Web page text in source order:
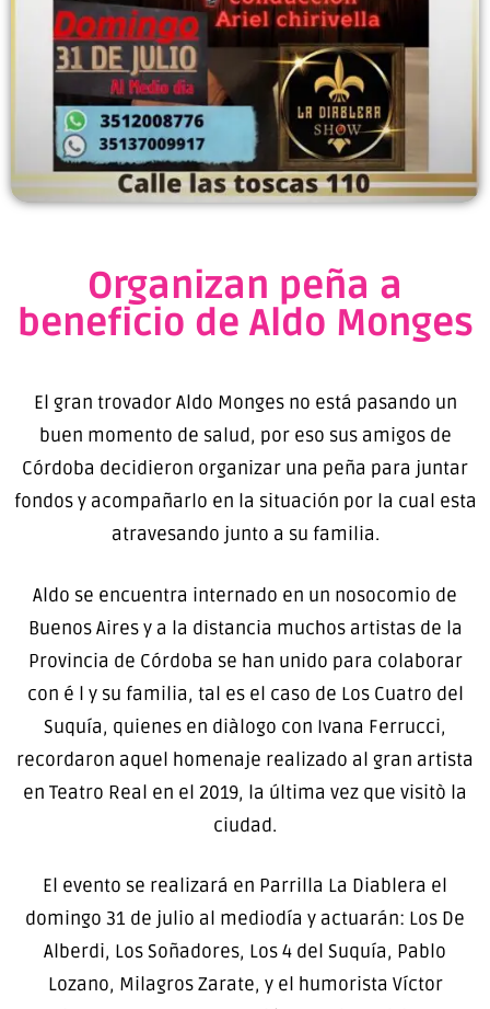
Organizan peña a
beneficio de Aldo Monges
El gran trovador Aldo Monges no está pasando un
buen momento de salud, por eso sus amigos de
Córdoba decidieron organizar una peña para juntar
fondos y acompañarlo en la situación por la cual esta
atravesando junto a su familia.
Aldo se encuentra internado en un nosocomio de
Buenos Aires y a la distancia muchos artistas de la
Provincia de Córdoba se han unido para colaborar
con é l y su familia, tal es el caso de Los Cuatro del
Suquía, quienes en diàlogo con Ivana Ferrucci,
recordaron aquel homenaje realizado al gran artista
en Teatro Real en el 2019, la última vez que visitò la
ciudad.
El evento se realizará en Parrilla La Diablera el
domingo 31 de julio al mediodía y actuarán: Los De
Alberdi, Los Soñadores, Los 4 del Suquía, Pablo
Lozano, Milagros Zarate, y el humorista Víctor